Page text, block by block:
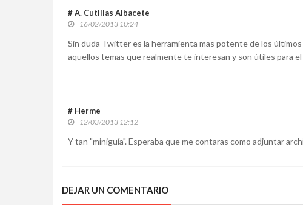
# A. Cutillas Albacete
16/02/2013 10:24
Sin duda Twitter es la herramienta mas potente de los
aquellos temas que realmente te interesan y son útiles para el
# Herme
12/03/2013 12:12
Y tan "miniguía". Esperaba que me contaras como adjuntar
DEJAR UN COMENTARIO